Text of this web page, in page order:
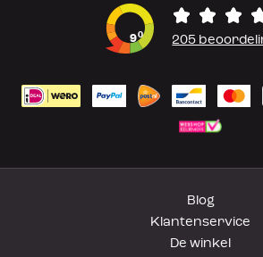
90 205
Blog
Klantenservice
De winkel